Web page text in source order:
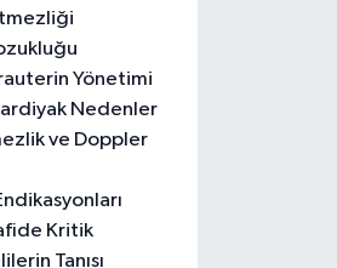
Yönetimi
Nedenler
ve Doppler
Kritik
Tanısı